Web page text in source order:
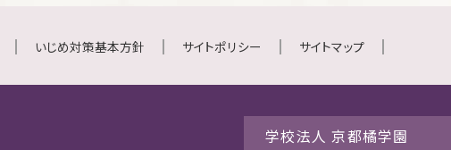
いじめ対策基本方針 サイトポリシー サイトマップ
学校法人 京都橘学園